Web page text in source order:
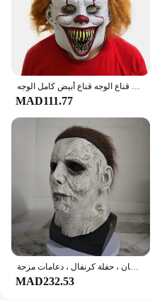
ثلاثية الأبعاد الرعب الغولية غيبوبة زي حفلة اللاتكس قناع الهالوين والتر قناع أبيض قناع للرجال الدانتيل قناع الوجه قناع أبيض كامل الوجه
MAD111.77
مايكل مايرز كيلر قناع لاتكس أبيض ، هالوين تأثيري ، رعب ، دموي ، غطاء رأس شيطان ، حفلة كرنفال ، دعامات مزحة
MAD232.53